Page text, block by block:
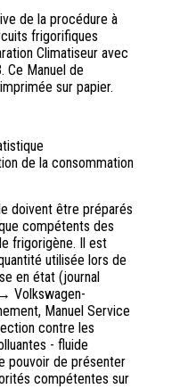
de la procédure à
frigorifiques
Climatiseur avec
Ce Manuel de
sur papier.
de la consommation
doivent être préparés
compétents des
frigorigène. Il est
utilisée lors de
en état (journal
Volkswagen-
Manuel Service
contre les
- fluide
pouvoir de présenter
compétentes sur